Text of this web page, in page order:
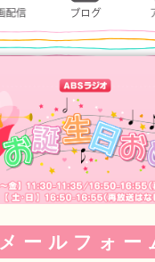
メールフォー